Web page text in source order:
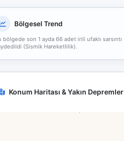
Bölgesel Trend
bölgede son 1 ayda 66 adet irili ufaklı sarsıntı
(Sismik Hareketlilik).
Konum Haritası & Yakın Depremler